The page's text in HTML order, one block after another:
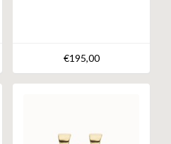
€195,00